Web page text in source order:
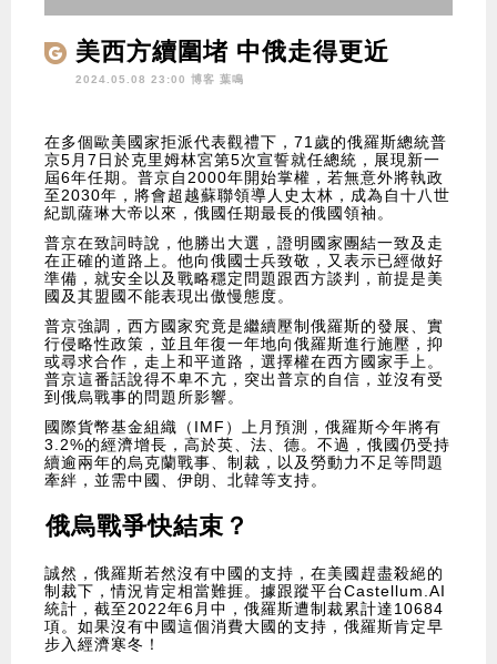
美西方續圍堵 中俄走得更近
2024.05.08 23:00 博客 葉鳴
在多個歐美國家拒派代表觀禮下，71歲的俄羅斯總統普
京5月7日於克里姆林宮第5次宣誓就任總統，展現新一
屆6年任期。普京自2000年開始掌權，若無意外將執政
至2030年，將會超越蘇聯領導人史太林，成為自十八世
紀凱薩琳大帝以來，俄國任期最長的俄國領袖。
普京在致詞時說，他勝出大選，證明國家團結一致及走
在正確的道路上。他向俄國士兵致敬，又表示已經做好
準備，就安全以及戰略穩定問題跟西方談判，前提是美
國及其盟國不能表現出傲慢態度。
普京強調，西方國家究竟是繼續壓制俄羅斯的發展、實
行侵略性政策，並且年復一年地向俄羅斯進行施壓，抑
或尋求合作，走上和平道路，選擇權在西方國家手上。
普京這番話說得不卑不亢，突出普京的自信，並沒有受
到俄烏戰事的問題所影響。
國際貨幣基金組織（IMF）上月預測，俄羅斯今年將有
3.2%的經濟增長，高於英、法、德。不過，俄國仍受持
續逾兩年的烏克蘭戰事、制裁，以及勞動力不足等問題
牽絆，並需中國、伊朗、北韓等支持。
俄烏戰爭快結束？
誠然，俄羅斯若然沒有中國的支持，在美國趕盡殺絕的
制裁下，情況肯定相當難捱。據跟蹤平台Castellum.AI
統計，截至2022年6月中，俄羅斯遭制裁累計達10684
項。如果沒有中國這個消費大國的支持，俄羅斯肯定早
步入經濟寒冬！